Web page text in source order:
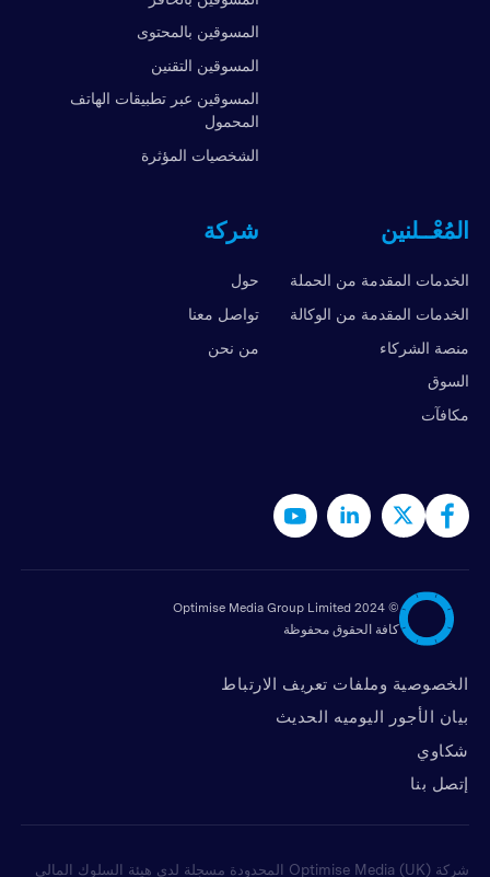
المسوقين بالمحتوى
المسوقين التقنين
المسوقين عبر تطبيقات الهاتف
المحمول
الشخصيات المؤثرة
المُعْــلنين
الخدمات المقدمة من الحملة
الخدمات المقدمة من الوكالة
منصة الشركاء
السوق
مكافآت
شركة
حول
تواصل معنا
من نحن
©
2024 Optimise Media Group Limited
كافة الحقوق محفوظة
الخصوصية وملفات تعريف الارتباط
بيان الأجور اليوميه الحديث
شكاوي
ﺇﺗﺼﻞ ﺑﻨﺎ
شركة Optimise Media (UK) المحدودة مسجلة لدى هيئة السلوك المالي